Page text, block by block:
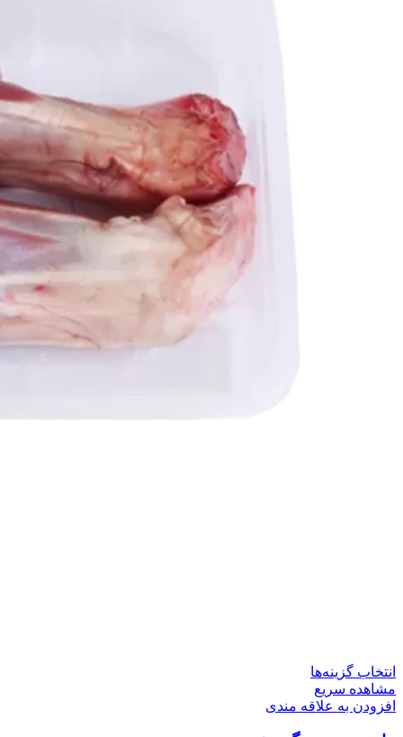
انتخاب گزینه‌ها
دارای
مشاهده سریع
افزودن به علاقه مندی